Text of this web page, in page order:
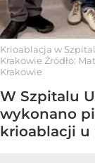
Krioablacja w
Krakowie Źródło:
Krakowie
W Szpitalu
wykonano
krioablacji u